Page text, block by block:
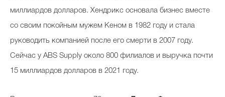
миллиардов долларов. Хендрикс основала бизнес вместе
со своим покойным мужем Кеном в 1982 году и стала
руководить компанией после его смерти в 2007 году.
Сейчас у ABS Supply около 800 филиалов и выручка почти
15 миллиардов долларов в 2021 году.